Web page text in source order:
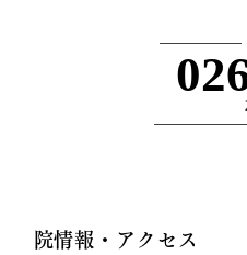
院情報・アクセス